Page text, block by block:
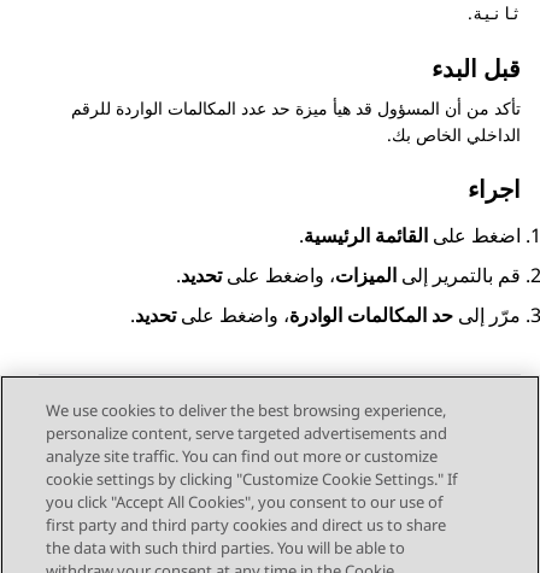
ثانية.
قبل البدء
تأكد من أن المسؤول قد هيأ ميزة حد عدد المكالمات الواردة للرقم
الداخلي الخاص بك.
اجراء
اضغط على القائمة الرئيسية.
قم بالتمرير إلى الميزات، واضغط علىتحديد.
مرّر إلى حد المكالمات الوادرة، واضغط علىتحديد.
Send Feedback
Topic navigation
الموضوع السابق الموضوع التالي
We use cookies to deliver the best browsing experience,
personalize content, serve targeted advertisements and
analyze site traffic. You can find out more or customize
cookie settings by clicking "Customize Cookie Settings." If
you click "Accept All Cookies", you consent to our use of
first party and third party cookies and direct us to share
the data with such third parties. You will be able to